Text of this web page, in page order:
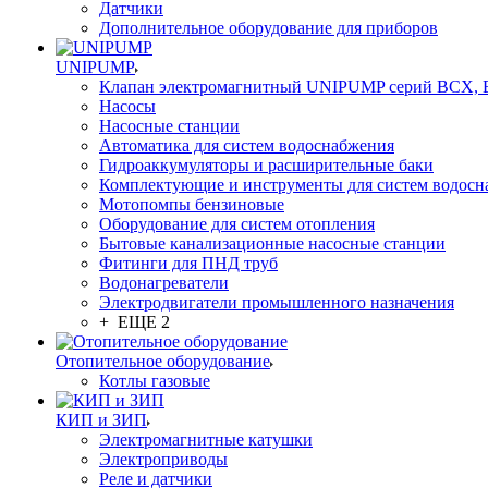
Датчики
Дополнительное оборудование для приборов
UNIPUMP
Клапан электромагнитный UNIPUMP серий BCX,
Насосы
Насосные станции
Автоматика для систем водоснабжения
Гидроаккумуляторы и расширительные баки
Комплектующие и инструменты для систем
Мотопомпы бензиновые
Оборудование для систем отопления
Бытовые канализационные насосные станции
Фитинги для ПНД труб
Водонагреватели
Электродвигатели промышленного назначения
+ ЕЩЕ 2
Отопительное оборудование
Котлы газовые
КИП и ЗИП
Электромагнитные катушки
Электроприводы
Реле и датчики